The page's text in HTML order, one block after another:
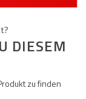
DIESEM
zu finden